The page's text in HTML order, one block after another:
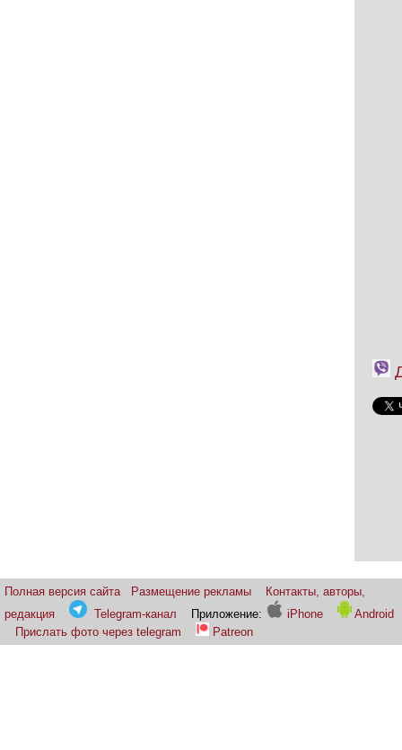
Полная версия сайта Размещение рекламы
Контакты, авторы,
редакция
Telegram-канал Приложение: iPhone
Android
Прислать фото через telegram
Patreon